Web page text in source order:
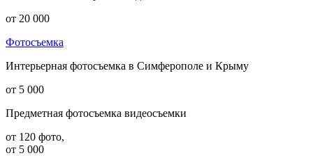
от 20 000
Фотосъемка
Интерьерная фотосъемка в Симферополе и Крыму
от 5 000
Предметная фотосъемка видеосъемки
от 120 фото,
от 5 000